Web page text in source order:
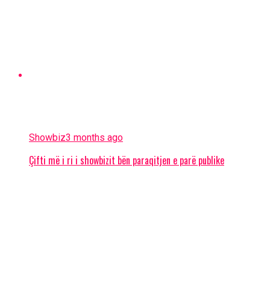
Showbiz3 months ago
Çifti më i ri i showbizit bën paraqitjen e parë publike